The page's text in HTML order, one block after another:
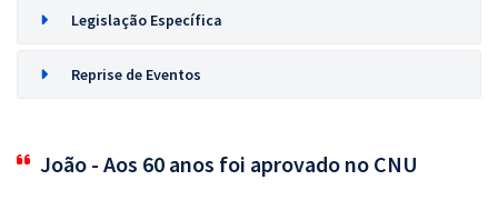
Legislação Específica
Reprise de Eventos
João - Aos 60 anos foi aprovado no CNU